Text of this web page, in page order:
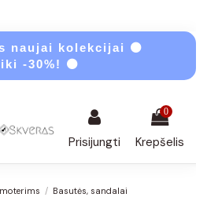
naujai kolekcijai ⚫
iki -30%! ⚫
Prisijungti
0
Krepšelis
Basutės, sandalai